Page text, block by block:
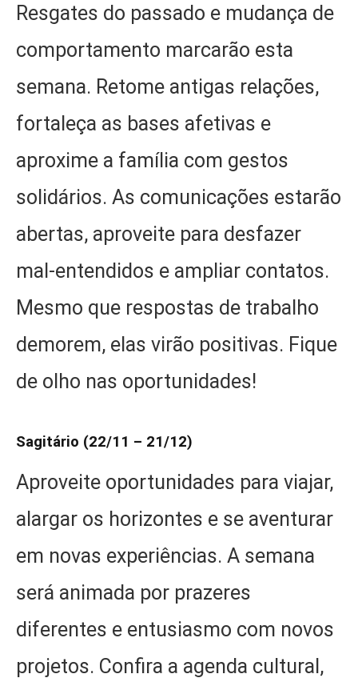
Resgates do passado e mudança de
comportamento marcarão esta
semana. Retome antigas relações,
fortaleça as bases afetivas e
aproxime a família com gestos
solidários. As comunicações estarão
abertas, aproveite para desfazer
mal-entendidos e ampliar contatos.
Mesmo que respostas de trabalho
demorem, elas virão positivas. Fique
de olho nas oportunidades!
Sagitário (22/11 – 21/12)
Aproveite oportunidades para viajar,
alargar os horizontes e se aventurar
em novas experiências. A semana
será animada por prazeres
diferentes e entusiasmo com novos
projetos. Confira a agenda cultural,